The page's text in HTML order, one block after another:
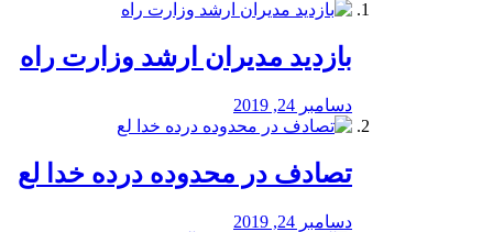
بازدید مدیران ارشد وزارت راه
دسامبر 24, 2019
تصادف در محدوده درده خدا لع
دسامبر 24, 2019